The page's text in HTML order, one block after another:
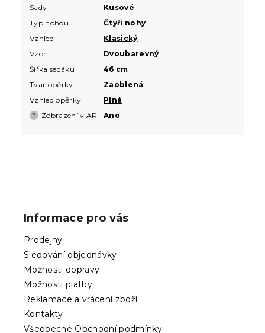
Sady
Kusové
Typ nohou
Čtyři nohy
Vzhled
Klasický
Vzor
Dvoubarevný
Šířka sedáku
46 cm
Tvar opěrky
Zaoblená
Vzhled opěrky
Plná
? Zobrazení v AR Ano
Informace pro vás
Prodejny
Sledování objednávky
Možnosti dopravy
Možnosti platby
Reklamace a vrácení zboží
Kontakty
Všeobecné Obchodní podmínky